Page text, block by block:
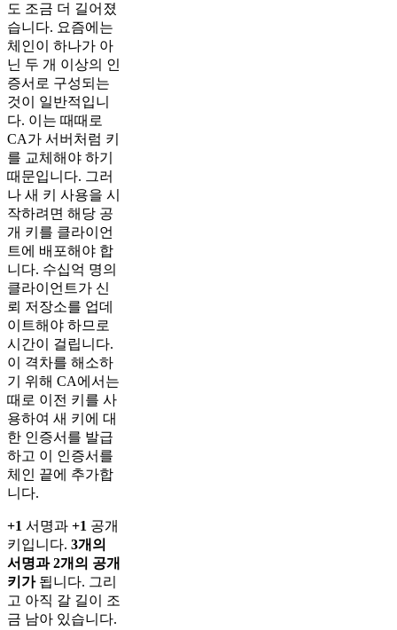
도 조금 더 길어졌
습니다. 요즘에는
체인이 하나가 아
닌 두 개 이상의 인
증서로 구성되는
것이 일반적입니
다. 이는 때때로
CA가 서버처럼 키
를 교체해야 하기
때문입니다. 그러
나 새 키 사용을 시
작하려면 해당 공
개 키를 클라이언
트에 배포해야 합
니다. 수십억 명의
클라이언트가 신
뢰 저장소를 업데
이트해야 하므로
시간이 걸립니다.
이 격차를 해소하
기 위해 CA에서는
때로 이전 키를 사
용하여 새 키에 대
한 인증서를 발급
하고 이 인증서를
체인 끝에 추가합
니다.
+1 서명과 +1 공개
키입니다. 3개의
서명과 2개의 공개
키가됩니다. 그리
고 아직 갈 길이 조
금 남아 있습니다.